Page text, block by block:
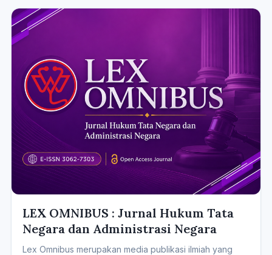
LEX OMNIBUS : Jurnal Hukum Tata
Negara dan Administrasi Negara
Lex Omnibus merupakan media publikasi ilmiah yang